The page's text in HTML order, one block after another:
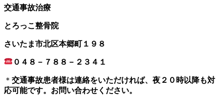
交通事故治療
とろっこ整骨院
さいたま市北区本郷町１９８
０４８－７８８－２３４１
＊ 交通事故患者様は連絡をいただければ、夜２０時以降も対
応可能です。お問い合わせください。